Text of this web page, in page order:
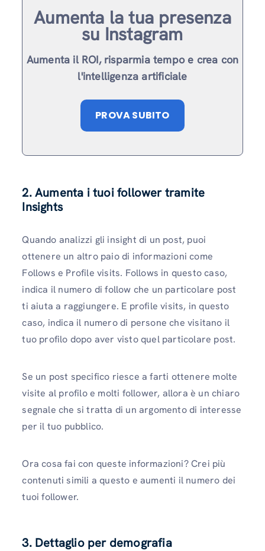
Aumenta la tua presenza
su Instagram
Aumenta il ROI, risparmia tempo e crea con
l'intelligenza artificiale
PROVA SUBITO
2. Aumenta i tuoi follower tramite
Insights
Quando analizzi gli insight di un post, puoi
ottenere un altro paio di informazioni come
Follows e Profile visits. Follows in questo caso,
indica il numero di follow che un particolare post
ti aiuta a raggiungere. E profile visits, in questo
caso, indica il numero di persone che visitano il
tuo profilo dopo aver visto quel particolare post.
Se un post specifico riesce a farti ottenere molte
visite al profilo e molti follower, allora è un chiaro
segnale che si tratta di un argomento di interesse
per il tuo pubblico.
Ora cosa fai con queste informazioni? Crei più
contenuti simili a questo e aumenti il ​​numero dei
tuoi follower.
3. Dettaglio per demografia